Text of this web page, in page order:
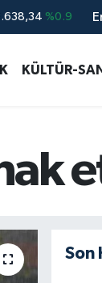
%0.05
%0.04
KÜLTÜR-
Son